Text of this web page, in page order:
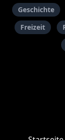
Geschichte
Freizeit